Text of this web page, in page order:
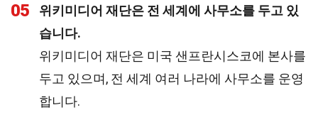
05
위키미디어 재단은 전 세계에 사무소를 두고 있
습니다.
위키미디어 재단은 미국 샌프란시스코에 본사를
두고 있으며, 전 세계 여러 나라에 사무소를 운영
합니다.